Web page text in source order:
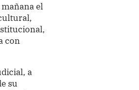
el
con
a
su